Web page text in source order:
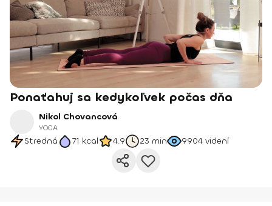
Ponaťahuj sa kedykoľvek počas dňa
Nikol Chovancová
YOGA
Stredná 71 kcal 4.9 23 min 9904 videní